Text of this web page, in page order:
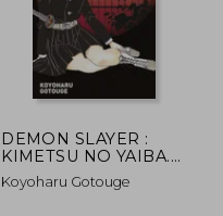
DEMON SLAYER :
KIMETSU NO YAIBA.
VOL. 18 (en Francés)
Koyoharu Gotouge